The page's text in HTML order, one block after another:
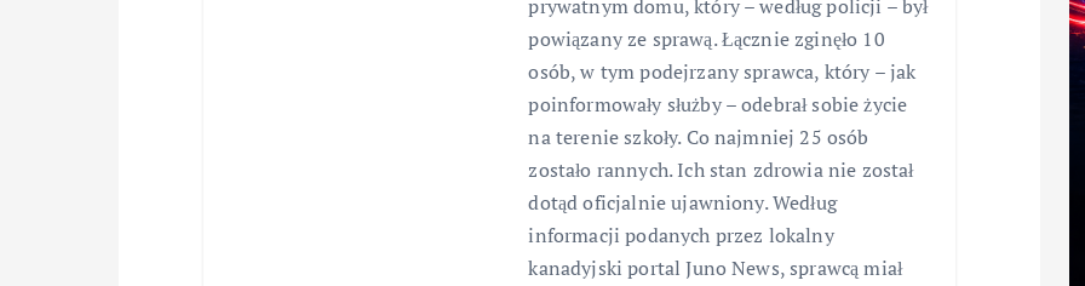
prywatnym domu, który – według policji – był
powiązany ze sprawą. Łącznie zginęło 10
osób, w tym podejrzany sprawca, który – jak
poinformowały służby – odebrał sobie życie
na terenie szkoły. Co najmniej 25 osób
zostało rannych. Ich stan zdrowia nie został
dotąd oficjalnie ujawniony. Według
informacji podanych przez lokalny
kanadyjski portal Juno News, sprawcą miał